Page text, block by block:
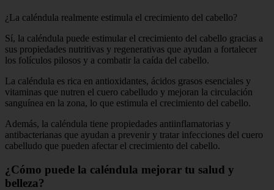
¿La caléndula realmente estimula el crecimiento del cabello?
Sí, la caléndula puede estimular el crecimiento del cabello gracias a
sus propiedades nutritivas y regenerativas que ayudan a fortalecer
los folículos pilosos y a combatir la caída del cabello.
La caléndula es rica en antioxidantes, ácidos grasos esenciales y
vitaminas que nutren el cuero cabelludo y mejoran la circulación
sanguínea en la zona, lo que estimula el crecimiento del cabello.
Además, la caléndula tiene propiedades antiinflamatorias y
antibacterianas que ayudan a prevenir y tratar infecciones del cuero
cabelludo que pueden afectar el crecimiento del cabello.
¿Cómo puede la caléndula mejorar tu salud y
belleza?